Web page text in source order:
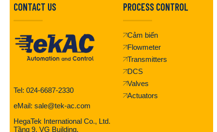
CONTACT US
Tel: 024-6687-2330
eMail: sale@tek-ac.com
HegaTek International Co., Ltd.
Tầng 9, VG Building,
PROCESS CONTROL
Cảm biến
Flowmeter
Transmitters
DCS
Valves
Actuators